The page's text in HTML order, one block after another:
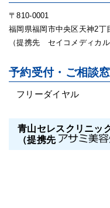
〒810-0001
福岡県福岡市中央区天神2
（提携先 セイコメディカ
予約受付・ご相談
フリーダイヤル
青山セレスクリニッ
（提携先